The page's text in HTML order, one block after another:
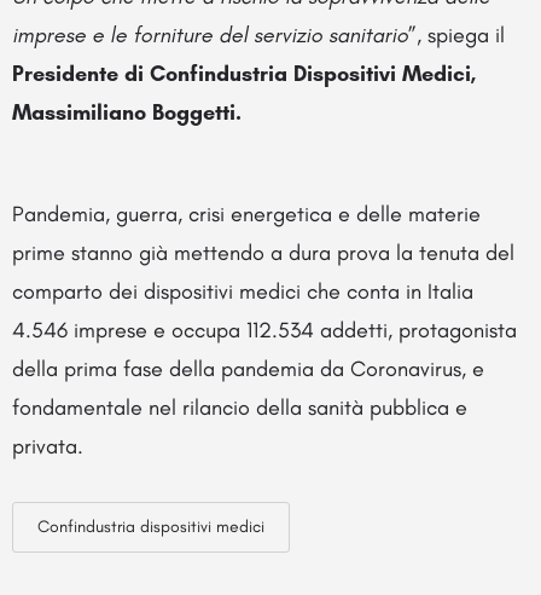
imprese e le forniture del servizio sanitario”, spiega il
Presidente di Confindustria Dispositivi Medici,
Massimiliano Boggetti.
Pandemia, guerra, crisi energetica e delle materie
prime stanno già mettendo a dura prova la tenuta del
comparto dei dispositivi medici che conta in Italia
4.546 imprese e occupa 112.534 addetti, protagonista
della prima fase della pandemia da Coronavirus, e
fondamentale nel rilancio della sanità pubblica e
privata.
Confindustria dispositivi medici